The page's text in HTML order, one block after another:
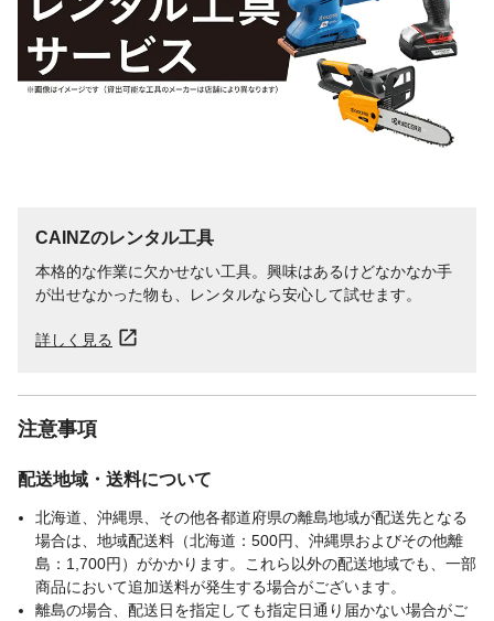
延長する場合は、3.5sp(平方ミリメートル)
以上の線で延長してください。など
生産国
中国
ガス切断可能板厚
切断可能板厚/軟鋼:3.2mm、ステンレ
ス:2.0mm、アルミ:1.5mm、真鍮:1.0mm、
CAINZのレンタル工具
本格的な作業に欠かせない工具。興味はあるけどなかなか手
が出せなかった物も、レンタルなら安心して試せます。
詳しく見る
注意事項
配送地域・送料について
北海道、沖縄県、その他各都道府県の離島地域が配送先となる
場合は、地域配送料（北海道：500円、沖縄県およびその他離
島：1,700円）がかかります。これら以外の配送地域でも、一部
商品において追加送料が発生する場合がございます。
離島の場合、配送日を指定しても指定日通り届かない場合がご